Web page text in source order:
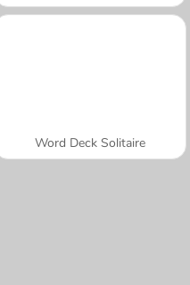
Word Deck Solitaire